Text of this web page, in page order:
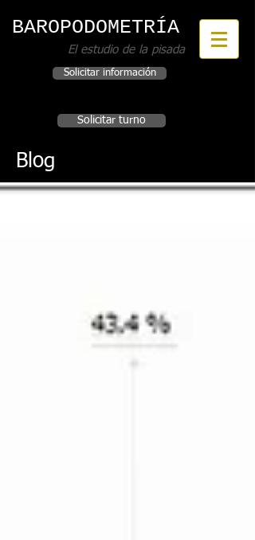
BAROPODOMETRÍA
El estudio de la pisada
Solicitar información
Solicitar turno
Blog